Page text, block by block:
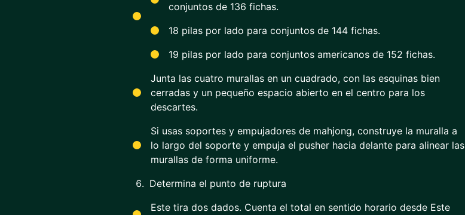
conjuntos de 136 fichas.
18 pilas por lado para conjuntos de 144 fichas.
19 pilas por lado para conjuntos americanos de 152 fichas.
Junta las cuatro murallas en un cuadrado, con las esquinas bien
cerradas y un pequeño espacio abierto en el centro para los
descartes.
Si usas soportes y empujadores de mahjong, construye la muralla a
lo largo del soporte y empuja el pusher hacia delante para alinear las
murallas de forma uniforme.
Determina el punto de ruptura
Este tira dos dados. Cuenta el total en sentido horario desde Este